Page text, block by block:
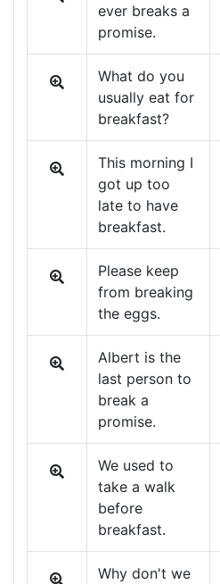
ever breaks a
promise.
What do you
usually eat for
breakfast?
This morning I
got up too
late to have
breakfast.
Please keep
from breaking
the eggs.
Albert is the
last person to
break a
promise.
We used to
take a walk
before
breakfast.
Why don't we